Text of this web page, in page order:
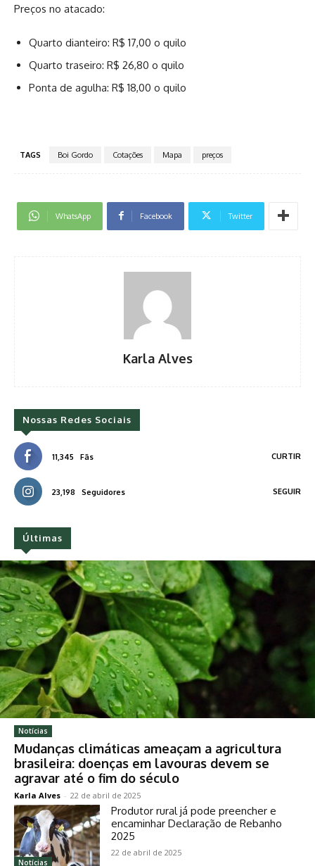
Preços no atacado:
Quarto dianteiro: R$ 17,00 o quilo
Quarto traseiro: R$ 26,80 o quilo
Ponta de agulha: R$ 18,00 o quilo
TAGS Boi Gordo Cotações Mapa preços
WhatsApp Facebook Twitter
Karla Alves
Nossas Redes Sociais
11,345 Fãs CURTIR
23,198 Seguidores SEGUIR
Últimas
Notícias
Mudanças climáticas ameaçam a agricultura
brasileira: doenças em lavouras devem se
agravar até o fim do século
Karla Alves - 22 de abril de 2025
Notícias
Produtor rural já pode preencher e
encaminhar Declaração de Rebanho
2025
22 de abril de 2025